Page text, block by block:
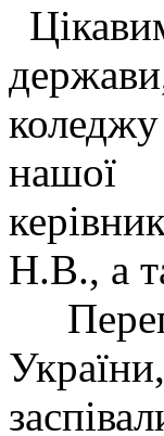
нашої
Н.В., а